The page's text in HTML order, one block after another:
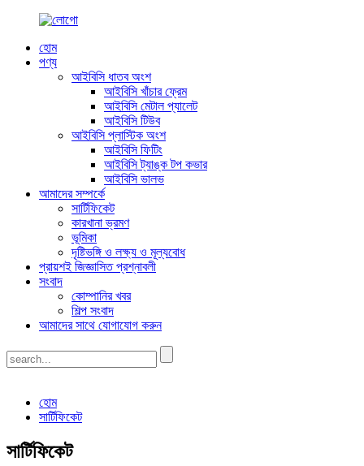
হোম
পণ্য
আইবিসি ধাতব অংশ
আইবিসি খাঁচার ফ্রেম
আইবিসি মেটাল প্যালেট
আইবিসি টিউব
আইবিসি প্লাস্টিক অংশ
আইবিসি ফিটিং
আইবিসি ট্যাঙ্ক টপ কভার
আইবিসি ভালভ
আমাদের সম্পর্কে
সার্টিফিকেট
কারখানা ভ্রমণ
ভূমিকা
দৃষ্টিভঙ্গি ও লক্ষ্য ও মূল্যবোধ
প্রায়শই জিজ্ঞাসিত প্রশ্নাবলী
সংবাদ
কোম্পানির খবর
শিল্প সংবাদ
আমাদের সাথে যোগাযোগ করুন
হোম
সার্টিফিকেট
সার্টিফিকেট